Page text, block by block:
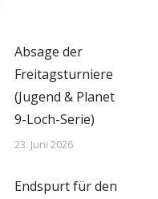
Absage der
Freitagsturniere
(Jugend & Planet
9-Loch-Serie)
23. Juni 2026
Endspurt für den